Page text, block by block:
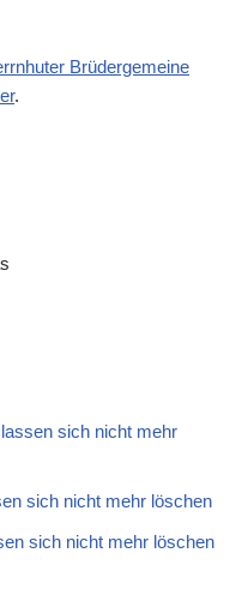
Brüdergemeine
.
sich nicht mehr
sich nicht mehr löschen
sich nicht mehr löschen